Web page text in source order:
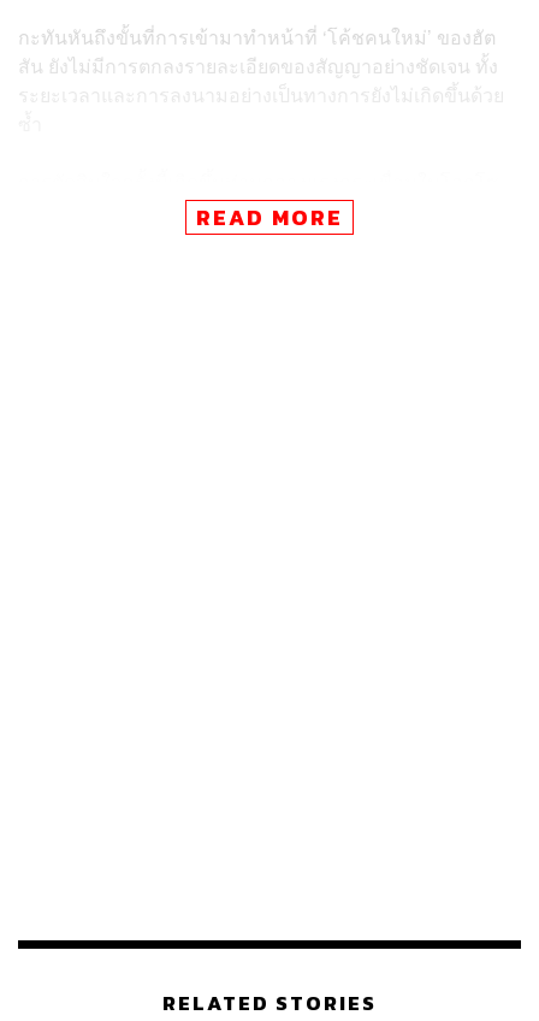
กะทันหันถึงขั้นที่การเข้ามาทำหน้าที่ ‘โค้ชคนใหม่’ ของฮัต
สัน ยังไม่มีการตกลงรายละเอียดของสัญญาอย่างชัดเจน ทั้ง
ระยะเวลาและการลงนามอย่างเป็นทางการยังไม่เกิดขึ้นด้วย
เชียล แฟนบอลจำนวนไม่น้อยตั้งคำถามถึงวิธีการของสมา
คมฯ ว่าไม่เพียงเป็นการไม่ให้เกียรติอิชิอิเท่านั้น แต่ยังสะท้อน
READ MORE
RELATED STORIES